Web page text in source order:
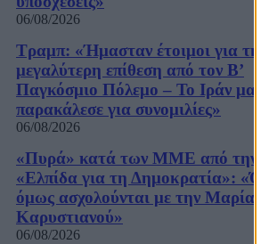
06/08/2026
Τραμπ: «Ήμασταν έτοιμοι για τη
μεγαλύτερη επίθεση από τον Β’
Παγκόσμιο Πόλεμο – Το Ιράν μας
παρακάλεσε για συνομιλίες»
06/08/2026
«Πυρά» κατά των ΜΜΕ από την
«Ελπίδα για τη Δημοκρατία»: «Όλοι
όμως ασχολούνται με την Μαρία
Καρυστιανού»
06/08/2026